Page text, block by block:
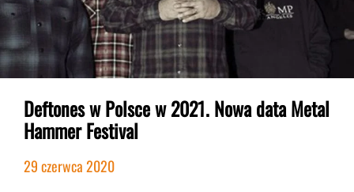
Deftones w Polsce w 2021. Nowa data Metal
Hammer Festival
29 czerwca 2020